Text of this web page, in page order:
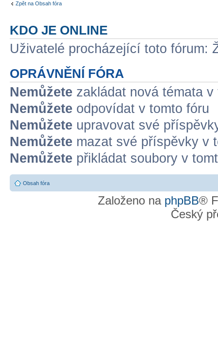
Zpět na Obsah fóra
KDO JE ONLINE
Uživatelé procházející toto fórum:
OPRÁVNĚNÍ FÓRA
Nemůžete zakládat nová témata v
Nemůžete odpovídat v tomto fóru
Nemůžete upravovat své
Nemůžete mazat své příspěvky v
Nemůžete přikládat soubory v
Obsah fóra
Založeno na phpBB®
Český